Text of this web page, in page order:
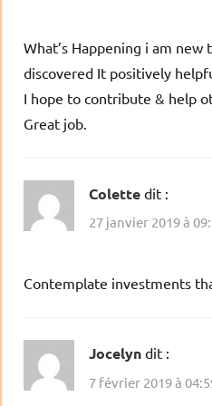
What’s Happening i am
discovered It positively
I hope to contribute & help
Great job.
Colette dit :
27 janvier 2019 à
Contemplate investments
Jocelyn dit :
7 février 2019 à